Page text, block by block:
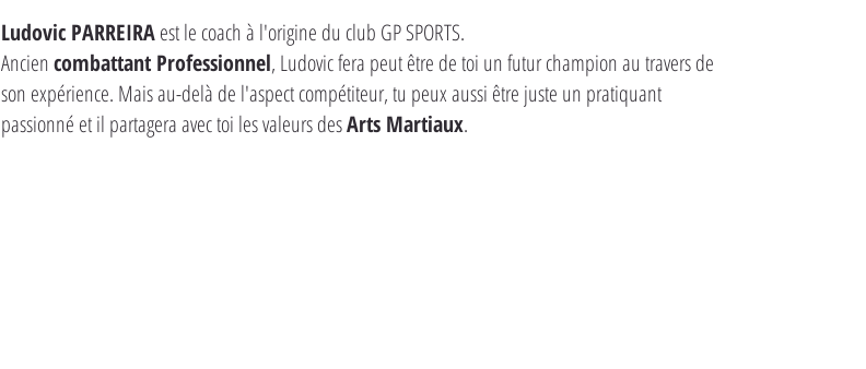
Ludovic PARREIRAest le coach à l'origine du club GP SPORTS.
Anciencombattant Professionnel, Ludovic fera peut être de toi un futur champion au travers de
son expérience. Mais au-delà de l'aspect compétiteur, tu peux aussi être juste un pratiquant
passionné et il partagera avec toi les valeurs desArts Martiaux.